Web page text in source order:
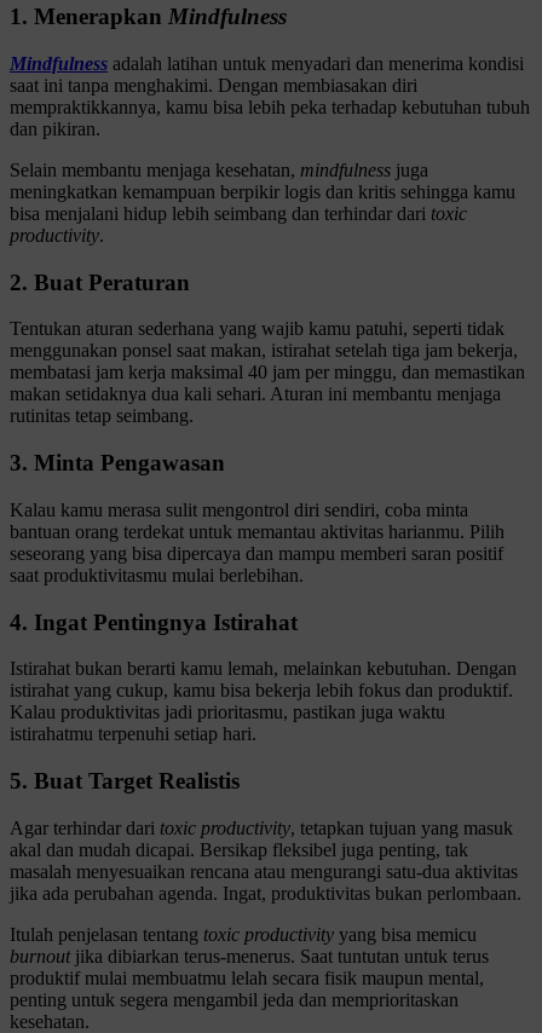
1. Menerapkan Mindfulness
Mindfulness adalah latihan untuk menyadari dan menerima kondisi
saat ini tanpa menghakimi. Dengan membiasakan diri
mempraktikkannya, kamu bisa lebih peka terhadap kebutuhan tubuh
dan pikiran.
Selain membantu menjaga kesehatan, mindfulness juga
meningkatkan kemampuan berpikir logis dan kritis sehingga kamu
bisa menjalani hidup lebih seimbang dan terhindar dari toxic
productivity.
2. Buat Peraturan
Tentukan aturan sederhana yang wajib kamu patuhi, seperti tidak
menggunakan ponsel saat makan, istirahat setelah tiga jam bekerja,
membatasi jam kerja maksimal 40 jam per minggu, dan memastikan
makan setidaknya dua kali sehari. Aturan ini membantu menjaga
rutinitas tetap seimbang.
3. Minta Pengawasan
Kalau kamu merasa sulit mengontrol diri sendiri, coba minta
bantuan orang terdekat untuk memantau aktivitas harianmu. Pilih
seseorang yang bisa dipercaya dan mampu memberi saran positif
saat produktivitasmu mulai berlebihan.
4. Ingat Pentingnya Istirahat
Istirahat bukan berarti kamu lemah, melainkan kebutuhan. Dengan
istirahat yang cukup, kamu bisa bekerja lebih fokus dan produktif.
Kalau produktivitas jadi prioritasmu, pastikan juga waktu
istirahatmu terpenuhi setiap hari.
5. Buat Target Realistis
Agar terhindar dari toxic productivity, tetapkan tujuan yang masuk
akal dan mudah dicapai. Bersikap fleksibel juga penting, tak
masalah menyesuaikan rencana atau mengurangi satu-dua aktivitas
jika ada perubahan agenda. Ingat, produktivitas bukan perlombaan.
Itulah penjelasan tentang toxic productivity yang bisa memicu
burnoutjika dibiarkan terus-menerus. Saat tuntutan untuk terus
produktif mulai membuatmu lelah secara fisik maupun mental,
penting untuk segera mengambil jeda dan memprioritaskan
kesehatan.